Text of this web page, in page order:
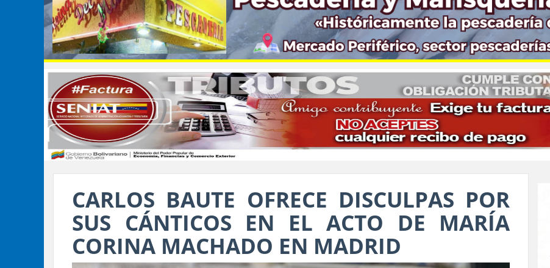
CARLOS BAUTE OFRECE DISCULPAS POR
SUS CÁNTICOS EN EL ACTO DE MARÍA
CORINA MACHADO EN MADRID